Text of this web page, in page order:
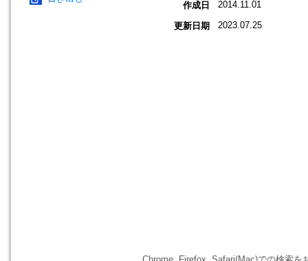
作成日 2014.11.01
更新日期 2023.07.25